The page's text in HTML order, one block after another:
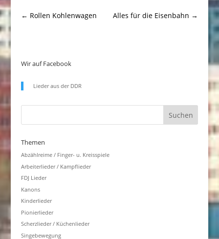
← Rollen Kohlenwagen Alles für die Eisenbahn →
Wir auf Facebook
Lieder aus der DDR
Themen
Abzählreime / Finger- u. Kreisspiele
Arbeiterlieder / Kampflieder
FDJ Lieder
Kanons
Kinderlieder
Pionierlieder
Scherzlieder / Küchenlieder
Singebewegung